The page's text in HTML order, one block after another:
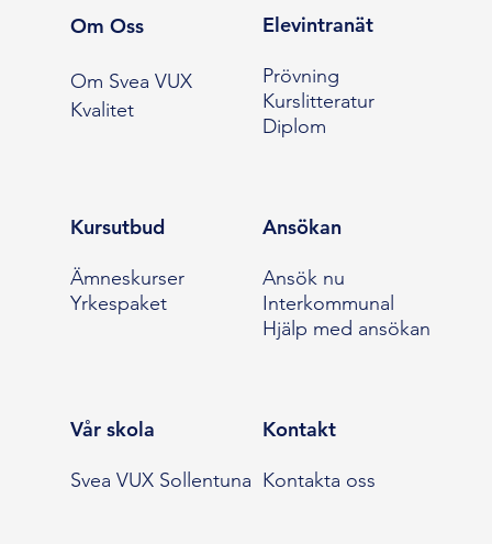
Om Oss
Om Svea VUX
Kvalitet
Elevintranät
Prövning
Kurslitteratur
Diplom
Kursutbud
Ämneskurser
Yrkespaket
Ansökan
Ansök nu
Interkommunal
Hjälp med ansökan
Vår skola
Svea VUX Sollentuna
Kontakt
Kontakta oss